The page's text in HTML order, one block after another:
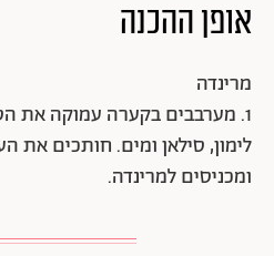
אופן ההכנה
מרינדה
1. מערבבים בקערה עמוקה את
לימון, סילאן ומים. חותכים את
ומכניסים למרינדה.